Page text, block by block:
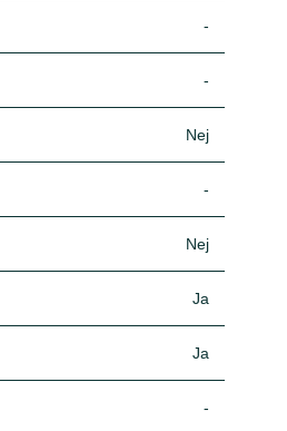
-
-
Nej
-
Nej
Ja
Ja
-